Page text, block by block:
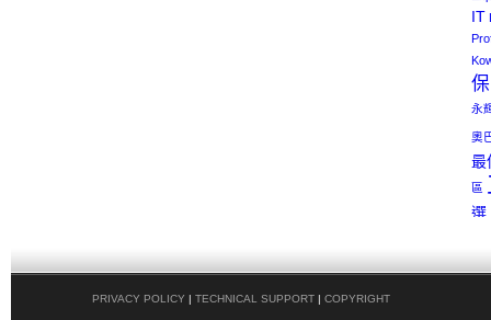
IT
永
奧
最
區
選
PRIVACY POLICY | TECHNICAL SUPPORT | COPYRIGHT